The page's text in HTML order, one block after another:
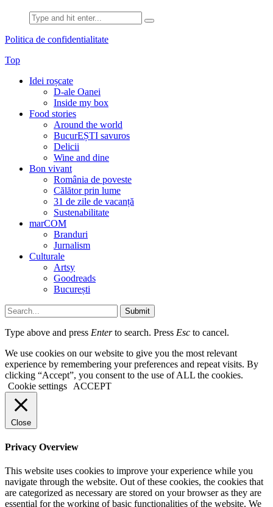
Search
for:
Politica de confidentialitate
Top
Idei roșcate
D-ale Oanei
Inside my box
Food stories
Around the world
BucurEȘTI savuros
Delicii
Wine and dine
Bon vivant
România de poveste
Călător prin lume
31 de zile de vacanță
Sustenabilitate
marCOM
Branduri
Jurnalism
Culturale
Artsy
Goodreads
București
Submit
Type above and press Enterto search. Press Esc to cancel.
We use cookies on our website to give you the most relevant
experience by remembering your preferences and repeat visits. By
clicking “Accept”, you consent to the use of ALL the cookies.
Cookie settings
ACCEPT
Close
Privacy Overview
This website uses cookies to improve your experience while you
navigate through the website. Out of these cookies, the cookies that
are categorized as necessary are stored on your browser as they are
essential for the working of basic functionalities of the website. We